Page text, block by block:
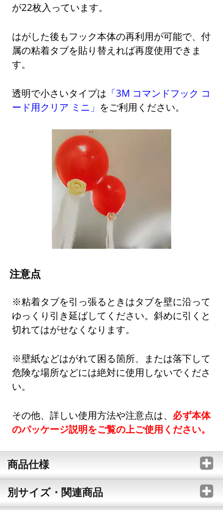
が22枚入っています。
はがした後もフック本体の再利用が可能で、付
属の粘着タブを貼り替えれば再度使用できま
す。
透明で小さいタイプは 「3M コマンドフック コ
ード用クリア ミニ」 をご利用ください。
注意点
※粘着タブを引っ張るときはタブを壁に沿って
ゆっくり引き延ばしてください。斜めに引くと
切れてはがせなくなります。
※壁紙などはがれて困る箇所、または落下して
危険な場所などには絶対に使用しないでくださ
い。
その他、詳しい使用方法や注意点は、 必ず本体
のパッケージ説明をご覧の上ご使用ください。
商品仕様
別サイズ・関連商品